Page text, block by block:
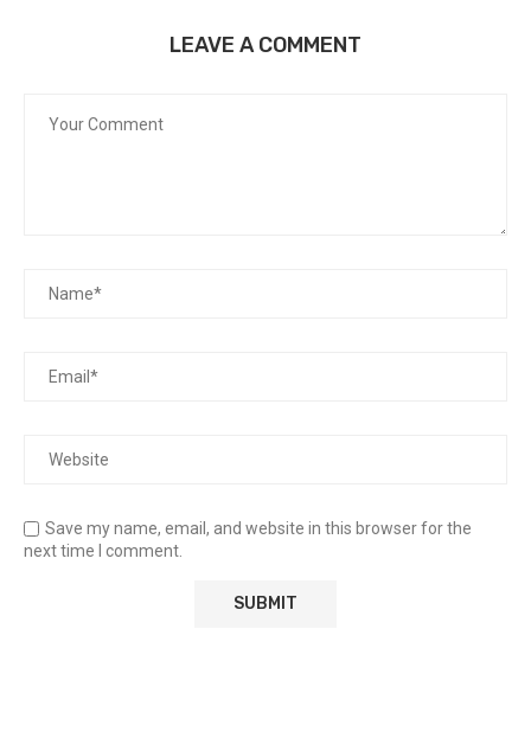
LEAVE A COMMENT
Save my name, email, and website in this browser for the
next time I comment.